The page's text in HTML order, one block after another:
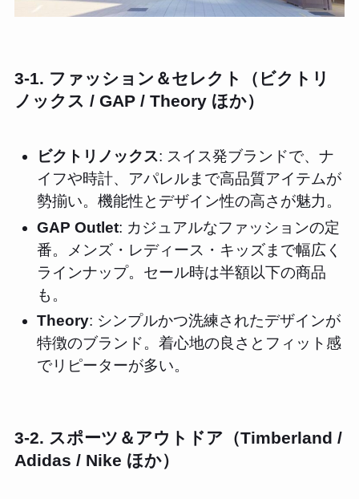
3-1. ファッション＆セレクト（ビクトリ
ノックス / GAP / Theory ほか）
ビクトリノックス: スイス発ブランドで、ナ
イフや時計、アパレルまで高品質アイテムが
勢揃い。機能性とデザイン性の高さが魅力。
GAP Outlet: カジュアルなファッションの定
番。メンズ・レディース・キッズまで幅広く
ラインナップ。セール時は半額以下の商品
も。
Theory: シンプルかつ洗練されたデザインが
特徴のブランド。着心地の良さとフィット感
でリピーターが多い。
3-2. スポーツ＆アウトドア（Timberland /
Adidas / Nike ほか）